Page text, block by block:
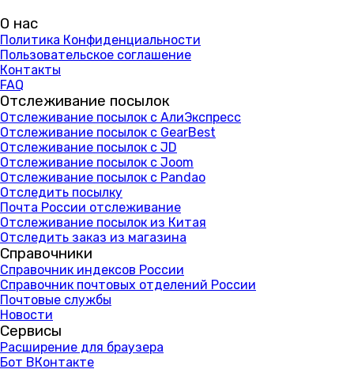
О нас
Политика Конфиденциальности
Пользовательское соглашение
Контакты
FAQ
Отслеживание посылок
Отслеживание посылок с АлиЭкспресс
Отслеживание посылок с GearBest
Отслеживание посылок с JD
Отслеживание посылок с Joom
Отслеживание посылок с Pandao
Отследить посылку
Почта России отслеживание
Отслеживание посылок из Китая
Отследить заказ из магазина
Справочники
Справочник индексов России
Справочник почтовых отделений России
Почтовые службы
Новости
Сервисы
Расширение для браузера
Бот ВКонтакте